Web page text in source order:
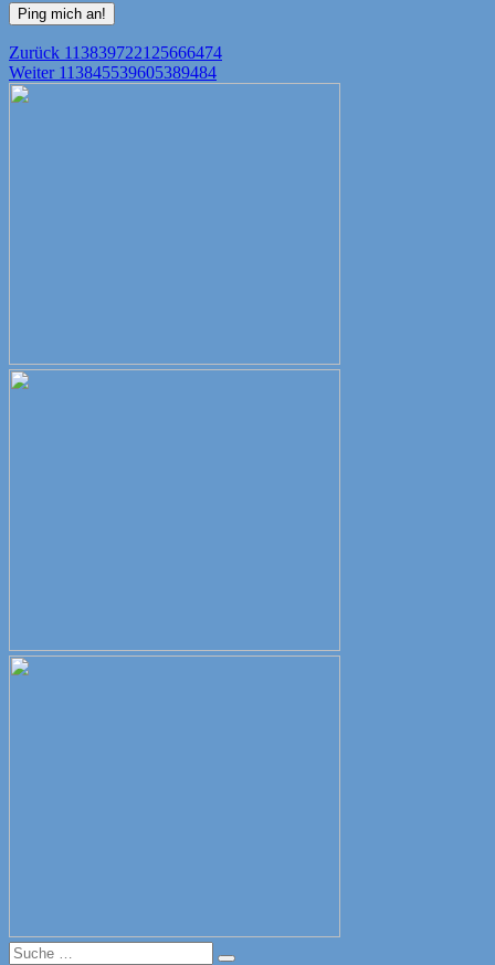
Beitragsnavigation
Zurück Vorheriger
Beitrag:
113839722125666474
Weiter Nächster
113845539605389484
Suche